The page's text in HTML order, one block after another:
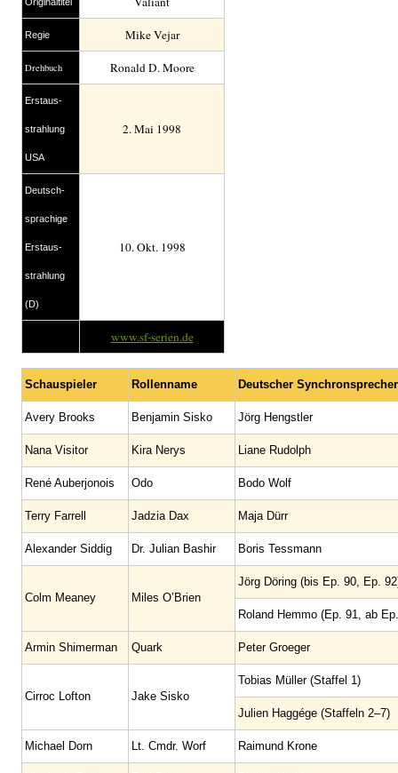
Regie Mike Vejar
Drehbuch Ronald D. Moore
Erstaus­
strahlung
USA
2. Mai 1998
Deutsch­
sprachige
Erstaus­
strahlung
(D)
10. Okt. 1998
www.sf-serien.de
Schauspieler Rollenname Deutscher Synchronsprecher
Avery Brooks Benjamin Sisko Jörg Hengstler
Nana Visitor Kira Nerys Liane Rudolph
René Auberjonois Odo Bodo Wolf
Terry Farrell Jadzia Dax Maja Dürr
Alexander Siddig Dr. Julian Bashir Boris Tessmann
Colm Meaney Miles O’Brien
Jörg Döring (bis Ep. 90, Ep.
Roland Hemmo (Ep. 91, ab
Armin Shimerman Quark Peter Groeger
Cirroc Lofton Jake Sisko
Tobias Müller (Staffel 1)
Julien Haggége (Staffeln 2–7)
Michael Dorn Lt. Cmdr. Worf Raimund Krone